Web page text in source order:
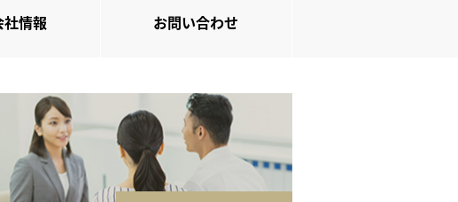
社情報 お問い合わせ